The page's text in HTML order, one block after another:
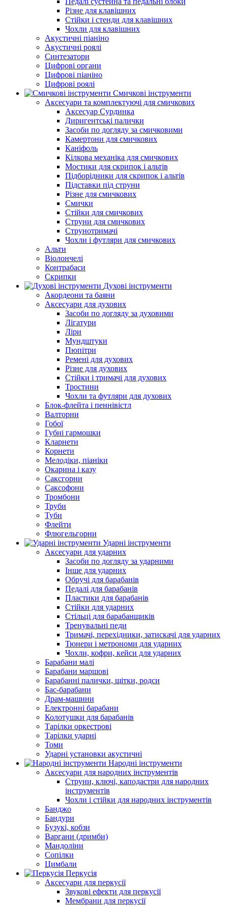
Різне для клавішних
Стійки і стенди для клавішних
Чохли для клавішних
Акустичні піаніно
Акустичні роялі
Синтезатори
Цифрові органи
Цифрові піаніно
Цифрові роялі
Смичкові інструменти
Аксесуари та комплектуючі для смичкових
Аксесуар Сурдинка
Диригентські палички
Засоби по догляду за смичковими
Камертони для смичкових
Каніфоль
Кілкова механіка для смичкових
Мостики для скрипок і альтів
Підборiдники для скрипок і альтів
Підставки під струни
Різне для смичкових
Смички
Стійки для смичкових
Струни для смичкових
Струнотримачі
Чохли і футляри для смичкових
Альти
Віолончелі
Контрабаси
Скрипки
Духові інструменти
Акордеони та баяни
Аксесуари для духових
Засоби по догляду за духовими
Лігатури
Ліри
Мундштуки
Пюпітри
Ремені для духових
Різне для духових
Стійки і тримачі для духових
Тростини
Чохли та футляри для духових
Блок-флейта і пеннівістл
Валторни
Гобої
Губні гармошки
Кларнети
Корнети
Мелодіки, піаніки
Окарина і казу
Саксгорни
Саксофони
Тромбони
Труби
Туби
Флейти
Флюгельгорни
Ударні інструменти
Аксесуари для ударних
Засоби по догляду за ударними
Інше для ударних
Обручі для барабанів
Педалі для барабанів
Пластики для барабанів
Стійки для ударних
Стільці для барабанщиків
Тренувальні педи
Тримачі, перехідники, затискачі для ударних
Тюнери і метрономи для ударних
Чохли, кофри, кейси для ударних
Барабани малі
Барабани маршові
Барабанні палички, щітки, родси
Бас-барабани
Драм-машини
Електронні барабани
Колотушки для барабанів
Тарілки оркестрові
Тарілки ударні
Томи
Ударні установки акустичні
Народні інструменти
Аксесуари для народних інструментів
Струни, ключі, каподастри для народних
інструментів
Чохли і стійки для народних інструментів
Банджо
Бандури
Бузукі, кобзи
Варгани (дримби)
Мандоліни
Сопілки
Цимбали
Перкусія
Аксесуари для перкусії
Звукові ефекти для перкусії
Мембрани для перкусії